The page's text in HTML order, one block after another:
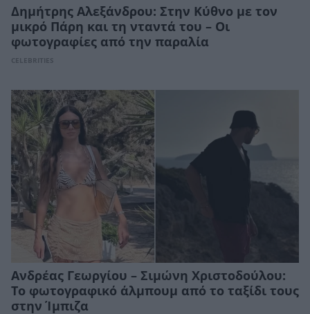
Δημήτρης Αλεξάνδρου: Στην Κύθνο με τον
μικρό Πάρη και τη νταντά του – Οι
φωτογραφίες από την παραλία
CELEBRITIES
Ανδρέας Γεωργίου – Σιμώνη Χριστοδούλου:
Το φωτογραφικό άλμπουμ από το ταξίδι τους
στην Ίμπιζα